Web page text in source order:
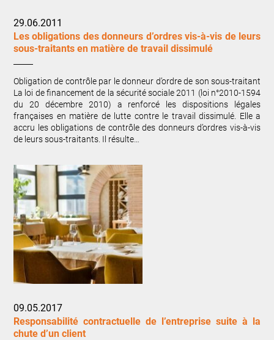
29.06.2011
Les obligations des donneurs d’ordres vis-à-vis de leurs
sous-traitants en matière de travail dissimulé
Obligation de contrôle par le donneur d’ordre de son sous-traitant
La loi de financement de la sécurité sociale 2011 (loi n°2010-1594
du 20 décembre 2010) a renforcé les dispositions légales
françaises en matière de lutte contre le travail dissimulé. Elle a
accru les obligations de contrôle des donneurs d’ordres vis-à-vis
de leurs sous-traitants. Il résulte…
09.05.2017
Responsabilité contractuelle de l’entreprise suite à la
chute d’un client